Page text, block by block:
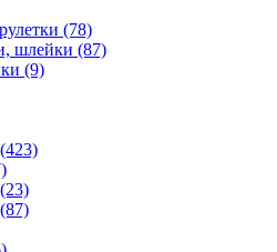
(78)
шлейки (87)
(9)
(423)
(23)
(87)